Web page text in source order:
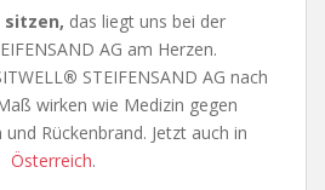
das liegt uns bei der
AG am Herzen.
® STEIFENSAND AG nach
wirken wie Medizin gegen
Rückenbrand. Jetzt auch in
Österreich.